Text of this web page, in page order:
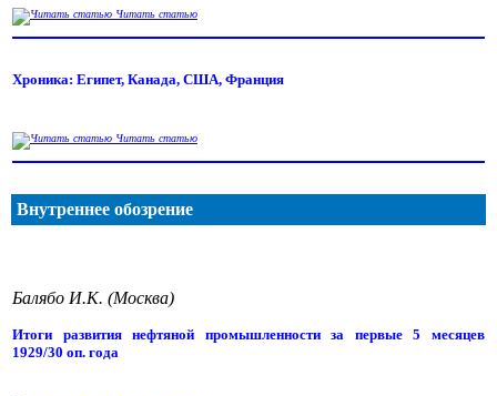
Читать статью
Хроника: Египет, Канада, США, Франция
Читать статью
Внутреннее обозрение
Балябо И.К. (Москва)
Итоги развития нефтяной промышленности за первые 5 месяцев
1929/30 оп. года